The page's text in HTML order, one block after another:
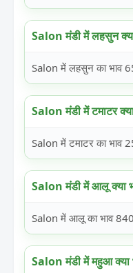
Salon मंडी में लहसुन
Salon में लहसुन का भाव
Salon मंडी में टमाटर
Salon में टमाटर का भाव
Salon मंडी में आलू क्या
Salon में आलू का भाव
Salon मंडी में महुआ क्या